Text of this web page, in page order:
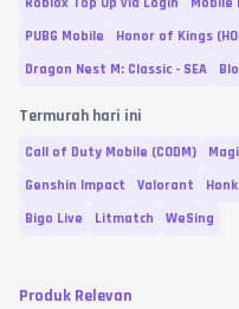
PUBG Mobile
Honor of Kings
Dragon Nest M: Classic - SEA
Termurah hari ini
Call of Duty Mobile (CODM)
Genshin Impact
Valorant
Bigo Live
Litmatch WeSing
Produk Relevan